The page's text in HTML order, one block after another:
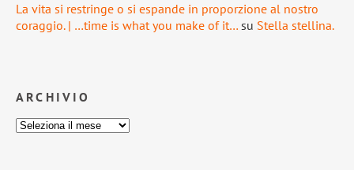
La vita si restringe o si espande in proporzione al nostro
coraggio. | …time is what you make of it… su Stella stellina.
ARCHIVIO